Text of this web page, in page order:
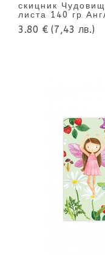
скицник
листа 140 гр
3.80 € (7,43 лв.)